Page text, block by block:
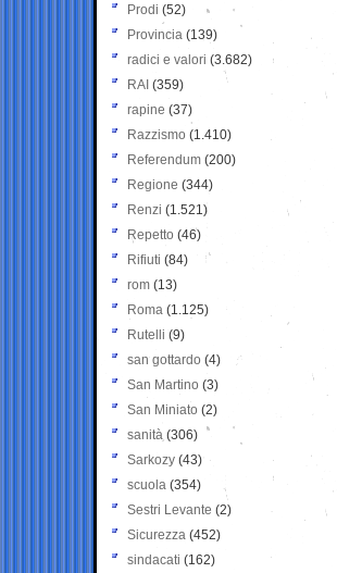
Prodi (52)
Provincia (139)
radici e valori (3.682)
RAI (359)
rapine (37)
Razzismo (1.410)
Referendum (200)
Regione (344)
Renzi (1.521)
Repetto (46)
Rifiuti (84)
rom (13)
Roma (1.125)
Rutelli (9)
san gottardo (4)
San Martino (3)
San Miniato (2)
sanità (306)
Sarkozy (43)
scuola (354)
Sestri Levante (2)
Sicurezza (452)
sindacati (162)